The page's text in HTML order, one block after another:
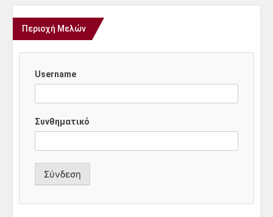
Περιοχή Μελών
Username
Συνθηματικό